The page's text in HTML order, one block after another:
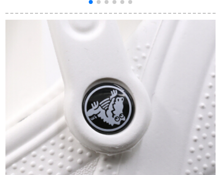
EEZAY FLIP FLOP水
ルダCT 2890-036